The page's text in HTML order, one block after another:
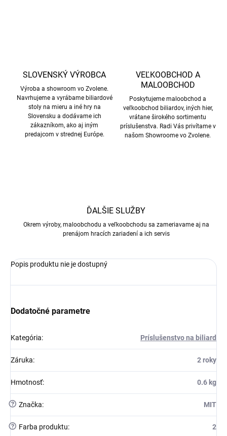
SLOVENSKÝ VÝROBCA
Výroba a showroom vo Zvolene.
Navrhujeme a vyrábame biliardové
stoly na mieru a iné hry na
Slovensku a dodávame ich
zákazníkom, ako aj iným
predajcom v strednej Európe.
VEĽKOOBCHOD A
MALOOBCHOD
Poskytujeme maloobchod a
veľkoobchod biliardov, iných hier,
vrátane širokého sortimentu
príslušenstva. Radi Vás privítame v
našom Showroome vo Zvolene.
ĎALŠIE SLUŽBY
Okrem výroby, maloobchodu a veľkoobchodu sa zameriavame aj na
prenájom hracích zariadení a ich servis
Popis produktu nie je dostupný
Dodatočné parametre
Kategória: Príslušenstvo na biliard
Záruka: 2 roky
Hmotnosť: 0.6 kg
? Značka: MIT
? Farba produktu: 2